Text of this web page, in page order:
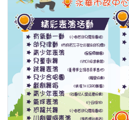
力坐起來，因此會把...